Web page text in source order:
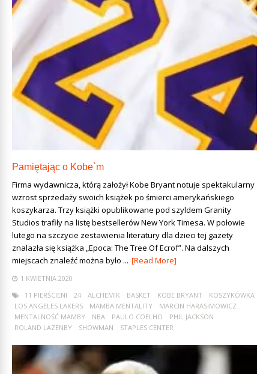
Pamiętając o Kobe`m
Firma wydawnicza, którą założył Kobe Bryant notuje spektakularny
wzrost sprzedaży swoich książek po śmierci amerykańskiego
koszykarza. Trzy książki opublikowane pod szyldem Granity
Studios trafiły na listę bestsellerów New York Timesa. W połowie
lutego na szczycie zestawienia literatury dla dzieci tej gazety
znalazła się książka „Epoca: The Tree Of Ecrof”. Na dalszych
miejscach znaleźć można było ... [Read More]
1 KWIETNIA 2020
11 PIERŚCIENI
24 ALCHEMIK BASKET KOBE BRYANT
KOSZYKÓWKA
LOS ANGELES LAKERS
MAMBA MENTALITY
MARCIN HARASIMOWICZ
MENTALNOŚĆ MAMBY
NBA PAULO COELHO
PHIL JACKSON
ROLAND LAZENBY
SHOWMAN STAPLES CENTER